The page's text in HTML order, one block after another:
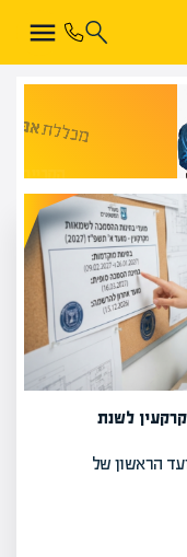
לשנת
הראשון של